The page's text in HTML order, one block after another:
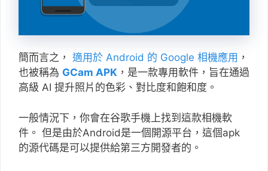
簡而言之， 適用於 Android 的 Google 相機應用 ，
也被稱為 GCam APK ，是一款專用軟件，旨在通過
高級 AI 提升照片的色彩、對比度和飽和度。
一般情況下，你會在谷歌手機上找到這款相機軟
件。 但是由於Android是一個開源平台，這個apk
的源代碼是可以提供給第三方開發者的。